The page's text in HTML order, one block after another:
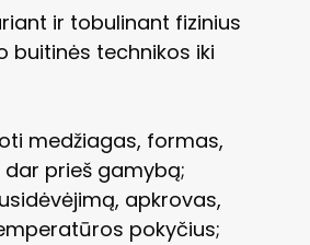
ir tobulinant fizinius
buitinės technikos iki
medžiagas, formas,
prieš gamybą;
apkrovas,
pokyčius;